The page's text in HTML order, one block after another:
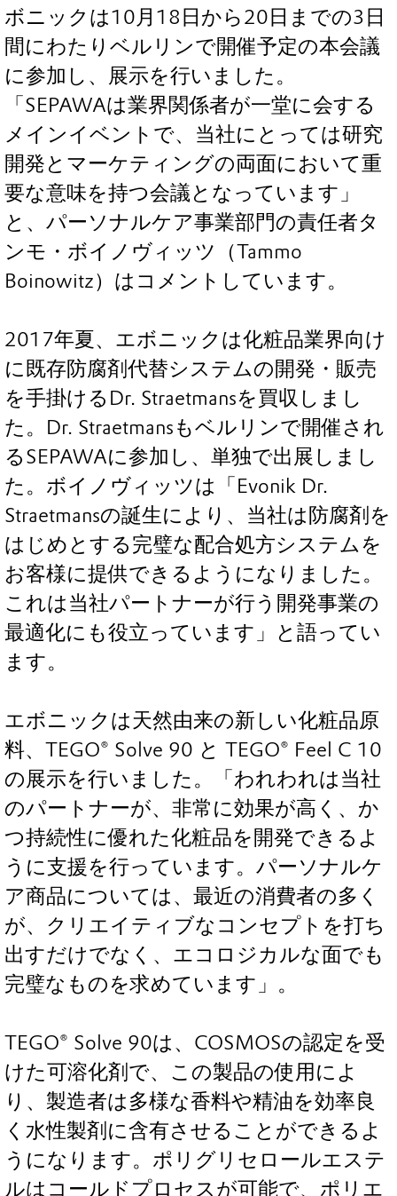
ボニックは10月18日から20日までの3日
間にわたりベルリンで開催予定の本会議
に参加し、展示を行いました。
「SEPAWAは業界関係者が一堂に会する
メインイベントで、当社にとっては研究
開発とマーケティングの両面において重
要な意味を持つ会議となっています」
と、パーソナルケア事業部門の責任者タ
ンモ・ボイノヴィッツ（Tammo
Boinowitz）はコメントしています。
2017年夏、エボニックは化粧品業界向け
に既存防腐剤代替システムの開発・販売
を手掛けるDr. Straetmansを買収しまし
た。Dr. Straetmansもベルリンで開催され
るSEPAWAに参加し、単独で出展しまし
た。ボイノヴィッツは「Evonik Dr.
Straetmansの誕生により、当社は防腐剤を
はじめとする完璧な配合処方システムを
お客様に提供できるようになりました。
これは当社パートナーが行う開発事業の
最適化にも役立っています」と語ってい
ます。
エボニックは天然由来の新しい化粧品原
料、TEGO® Solve 90 と TEGO® Feel C 10
の展示を行いました。「われわれは当社
のパートナーが、非常に効果が高く、か
つ持続性に優れた化粧品を開発できるよ
うに支援を行っています。パーソナルケ
ア商品については、最近の消費者の多く
が、クリエイティブなコンセプトを打ち
出すだけでなく、エコロジカルな面でも
完璧なものを求めています」。
TEGO® Solve 90は、COSMOSの認定を受
けた可溶化剤で、この製品の使用によ
り、製造者は多様な香料や精油を効率良
く水性製剤に含有させることができるよ
うになります。ポリグリセロールエステ
ルはコールドプロセスが可能で、ポリエ